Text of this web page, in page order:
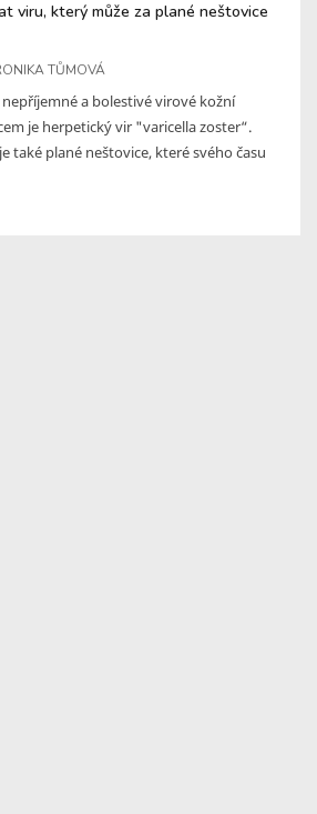
viru, který může za plané neštovice
TŮMOVÁ
a bolestivé virové kožní
je herpetický vir "varicella zoster“.
také plané neštovice, které svého času